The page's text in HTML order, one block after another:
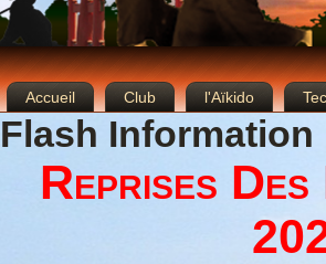
Accueil Club l'Aïkido
Flash Information
Reprises